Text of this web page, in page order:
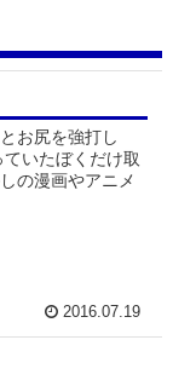
お尻を強打し
いたぼくだけ取
の漫画やアニメ
2016.07.19